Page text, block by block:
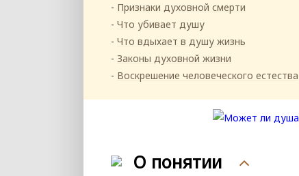
Признаки духовной смерти
Что убивает душу
Что вдыхает в душу жизнь
Законы духовной жизни
Воскрешение человеческого естества
О понятии